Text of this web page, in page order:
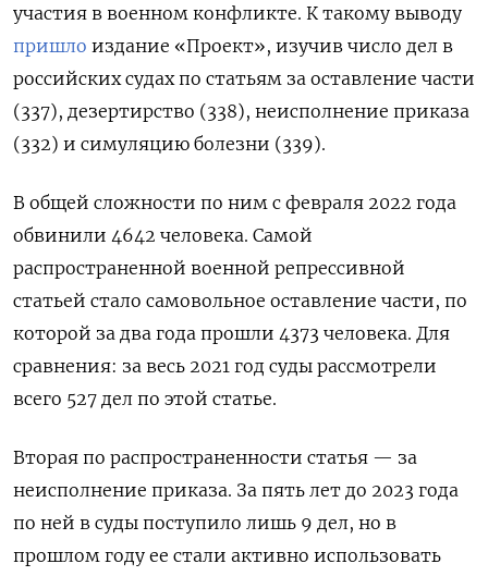
участия в военном конфликте. К такому выводу
пришло издание «Проект», изучив число дел в
российских судах по статьям за оставление части
(337), дезертирство (338), неисполнение приказа
(332) и симуляцию болезни (339).
В общей сложности по ним с февраля 2022 года
обвинили 4642 человека. Самой
распространенной военной репрессивной
статьей стало самовольное оставление части, по
которой за два года прошли 4373 человека. Для
сравнения: за весь 2021 год суды рассмотрели
всего 527 дел по этой статье.
Вторая по распространенности статья — за
неисполнение приказа. За пять лет до 2023 года
по ней в суды поступило лишь 9 дел, но в
прошлом году ее стали активно использовать